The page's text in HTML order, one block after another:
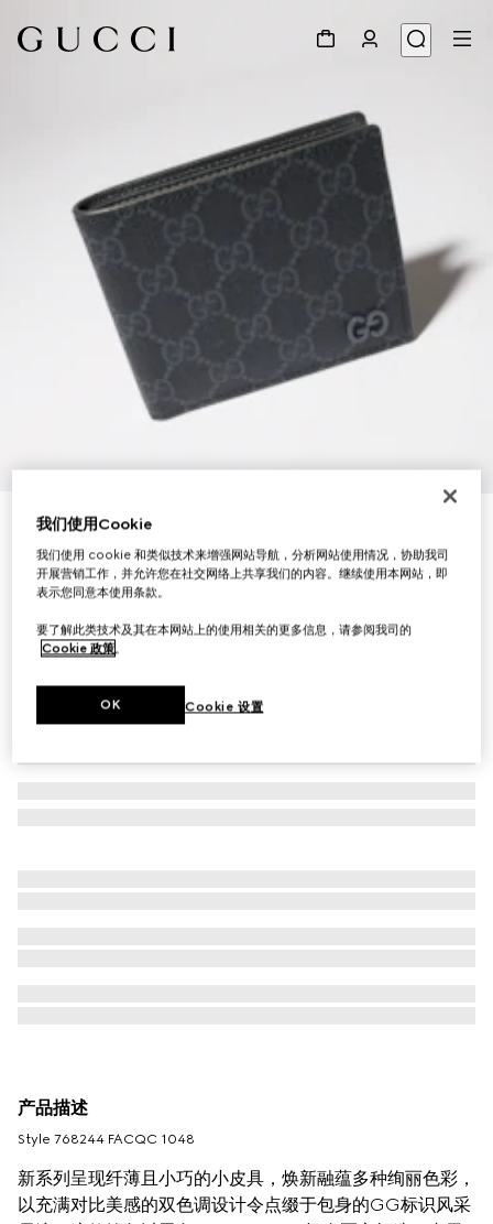
首字母个性化定制
灰色内饰GG零钱包
£385
相关款式黑色GG Supreme帆布
产品描述
Style ‎768244 FACQC 1048
新系列呈现纤薄且小巧的小皮具，焕新融蕴多种绚丽色彩，
以充满对比美感的双色调设计令点缀于包身的GG标识风采
我们使用Cookie
我们使用 cookie 和类似技术来增强网站导航，分析网站使用情况，协助我司
开展营销工作，并允许您在社交网络上共享我们的内容。继续使用本网站，即
表示您同意本使用条款。
要了解此类技术及其在本网站上的使用相关的更多信息，请参阅我司的
Cookie 政策。
Cookie 设置
OK